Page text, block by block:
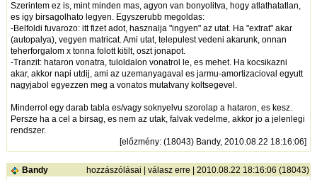
Szerintem ez is, mint minden mas, agyon van bonyolitva, hogy atlathatatlan,
es igy birsagolhato legyen. Egyszerubb megoldas:
-Belfoldi fuvarozo: itt fizet adot, hasznalja "ingyen" az utat. Ha "extrat" akar
(autopalya), vegyen matricat. Ami utat, telepulest vedeni akarunk, onnan
teherforgalom x tonna folott kitilt, oszt jonapot.
-Tranzit: hataron vonatra, tuloldalon vonatrol le, es mehet. Ha kocsikazni
akar, akkor napi utdij, ami az uzemanyagaval es jarmu-amortizacioval egyutt
nagyjabol egyezzen meg a vonatos mutatvany koltsegevel.
Minderrol egy darab tabla es/vagy soknyelvu szorolap a hataron, es kesz.
Persze ha a cel a birsag, es nem az utak, falvak vedelme, akkor jo a jelenlegi
rendszer.
[előzmény: (18043) Bandy, 2010.08.22 18:16:06]
Bandy hozzászólásai válasz erre | 2010.08.22 18:16:06 (18043)